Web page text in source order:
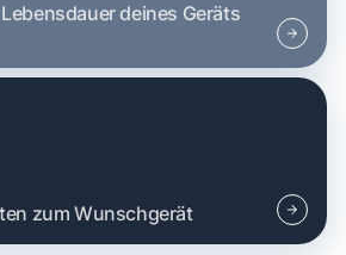
deines Geräts
zum Wunschgerät